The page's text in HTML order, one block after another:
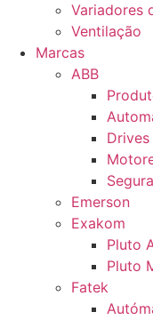
Variadores
Ventilação
Marcas
ABB
Drives
Emerson
Exakom
Pluto
Pluto
Fatek